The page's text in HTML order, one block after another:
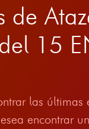
de
15
las últimas
encontrar